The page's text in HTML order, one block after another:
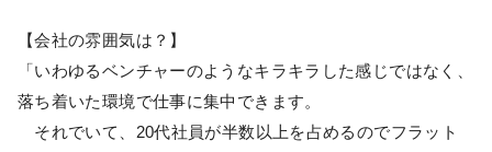
【会社の雰囲気は？】
「いわゆるベンチャーのようなキラキラした感じではなく、
落ち着いた環境で仕事に集中できます。
それでいて、20代社員が半数以上を占めるのでフラット